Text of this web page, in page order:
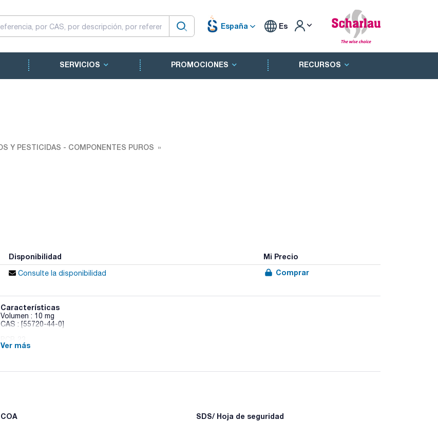
España Es
SERVICIOS PROMOCIONES RECURSOS
Y PESTICIDAS - COMPONENTES PUROS
Disponibilidad Mi Precio
Consulte la disponibilidad Comprar
Características
Volumen : 10 mg
CAS : [55720-44-0]
Ver más
COA
SDS/ Hoja de seguridad